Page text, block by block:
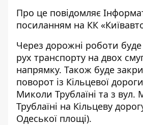
Про це повідомляє
посиланням на КК
Через дорожні роботи
рух транспорту на двох
напрямку. Також буде
поворот із Кільцевої
Миколи Трублаїні та з вул.
Трублаїні на Кільцеву
Одеської площі).